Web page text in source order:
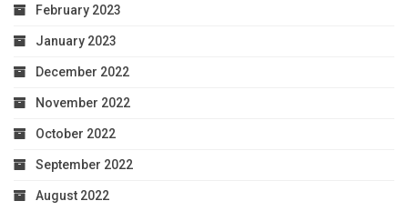
February 2023
January 2023
December 2022
November 2022
October 2022
September 2022
August 2022